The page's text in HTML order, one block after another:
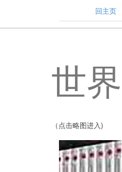
回主页
世
（点击略图进入)